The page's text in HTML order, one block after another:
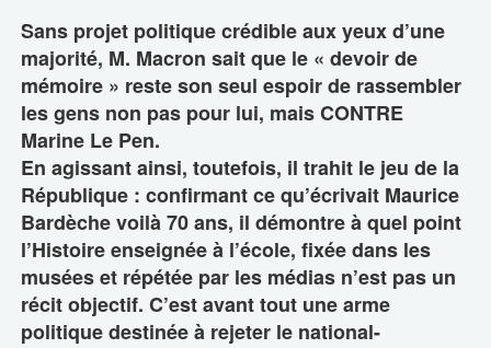
Sans projet politique crédible aux yeux d’une
majorité, M. Macron sait que le « devoir de
mémoire » reste son seul espoir de rassembler
les gens non pas pour lui, mais CONTRE
Marine Le Pen.
En agissant ainsi, toutefois, il trahit le jeu de la
République : confirmant ce qu’écrivait Maurice
Bardèche voilà 70 ans, il démontre à quel point
l’Histoire enseignée à l’école, fixée dans les
musées et répétée par les médias n’est pas un
récit objectif. C’est avant tout une arme
politique destinée à rejeter le national-